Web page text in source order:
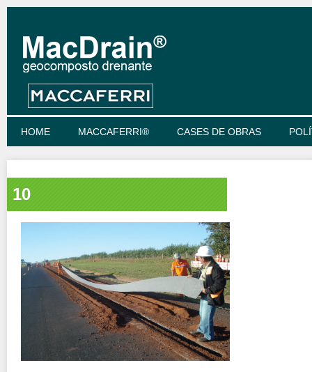
HOME MACCAFERRI® CASES DE OBRAS
10